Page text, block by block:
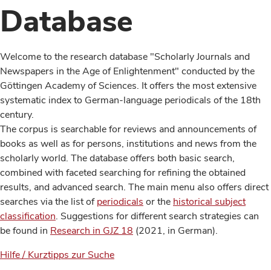
Database
Welcome to the research database "Scholarly Journals and
Newspapers in the Age of Enlightenment" conducted by the
Göttingen Academy of Sciences. It offers the most extensive
systematic index to German-language periodicals of the 18th
century.
The corpus is searchable for reviews and announcements of
books as well as for persons, institutions and news from the
scholarly world. The database offers both basic search,
combined with faceted searching for refining the obtained
results, and advanced search. The main menu also offers direct
searches via the list ofperiodicals or the historical subject
classification. Suggestions for different search strategies can
be found in Research in GJZ 18 (2021, in German).
Hilfe / Kurztipps zur Suche